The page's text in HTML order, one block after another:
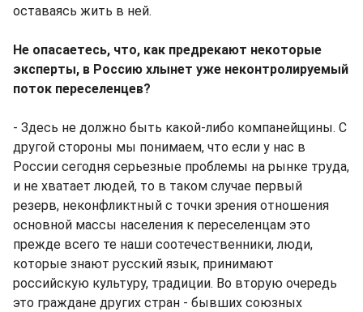
оставаясь жить в ней.
Не опасаетесь, что, как предрекают некоторые
эксперты, в Россию хлынет уже неконтролируемый
поток переселенцев?
- Здесь не должно быть какой-либо компанейщины. С
другой стороны мы понимаем, что если у нас в
России сегодня серьезные проблемы на рынке труда,
и не хватает людей, то в таком случае первый
резерв, неконфликтный с точки зрения отношения
основной массы населения к переселенцам это
прежде всего те наши соотечественники, люди,
которые знают русский язык, принимают
российскую культуру, традиции. Во вторую очередь
это граждане других стран - бывших союзных